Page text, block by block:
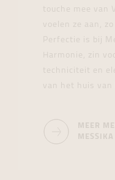
touche mee van
voelen ze aan,
Perfectie is bij
Harmonie, zin
techniciteit en
van het huis
MEER
MESSIKA